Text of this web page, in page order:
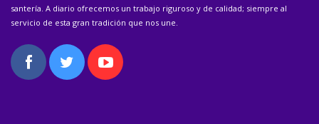
santería. A diario ofrecemos un trabajo riguroso y de calidad; siempre al
servicio de esta gran tradición que nos une.